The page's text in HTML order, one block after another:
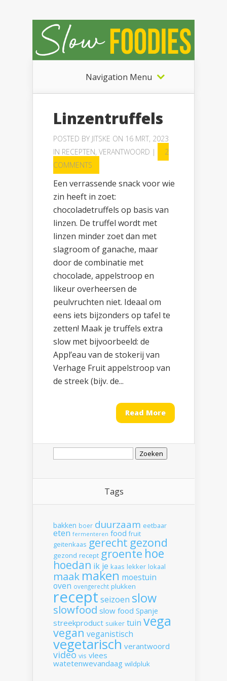
Navigation Menu
Linzentruffels
POSTED BY JITSKE ON 16 MRT, 2023
IN RECEPTEN, VERANTWOORD |
2
COMMENTS
Een verrassende snack voor wie
zin heeft in zoet:
chocoladetruffels op basis van
linzen. De truffel wordt met
linzen minder zoet dan met
slagroom of ganache, maar
door de combinatie met
chocolade, appelstroop en
likeur overheersen de
peulvruchten niet. Ideaal om
eens iets bijzonders op tafel te
zetten! Maak je truffels extra
slow met bijvoorbeeld: de
Appl’eau van de stokerij van
Verhage Fruit appelstroop van
de streek (bijv. de...
Read More
Zoeken
Tags
bakken boer duurzaam eetbaar
eten fermenteren food fruit
geitenkaas gerecht gezond
gezond recept groente hoe
hoedan ik je kaas lekker lokaal
maak maken moestuin
oven ovengerecht plukken
recept seizoen slow
slowfood slow food Spanje
streekproduct suiker tuin vega
vegan veganistisch
vegetarisch verantwoord
video vis vlees
watetenwevandaag wildpluk